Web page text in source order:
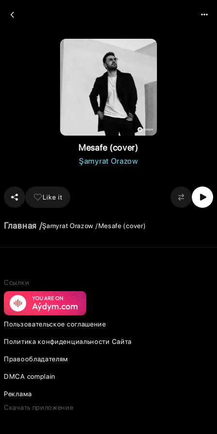
Mesafe (cover)
Şamyrat Orazow
Like it
Главная Şamyrat Orazow Mesafe (cover)
Ссылки
Пользовательское соглашение
Политика конфиденциальности Сайта
Правообладателям
DMCA complain
Реклама
Скачать приложение